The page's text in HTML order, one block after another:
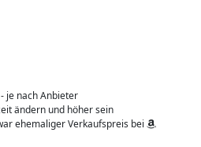
je nach Anbieter
ändern und höher sein
ehemaliger Verkaufspreis bei